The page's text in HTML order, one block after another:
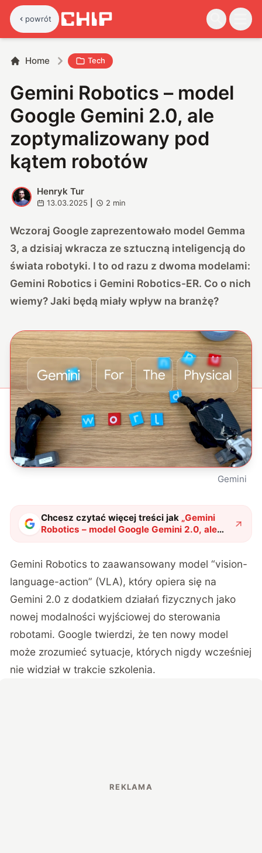
powrót
Home Tech
Gemini Robotics – model
Google Gemini 2.0, ale
zoptymalizowany pod
kątem robotów
H
Henryk Tur
13.03.2025 2 min
Wczoraj Google zaprezentowało model Gemma
3, a dzisiaj wkracza ze sztuczną inteligencją do
świata robotyki. I to od razu z dwoma modelami:
Gemini Robotics i Gemini Robotics-ER. Co o nich
wiemy? Jaki będą miały wpływ na branżę?
Gemini
Chcesz czytać więcej treści jak „Gemini
Robotics – model Google Gemini 2.0, ale
zoptymalizowany pod kątem robotów"?
Gemini Robotics to zaawansowany model “vision-
language-action” (VLA), który opiera się na
Gemini 2.0 z dodatkiem działań fizycznych jako
nowej modalności wyjściowej do sterowania
robotami. Google twierdzi, że ten nowy model
może zrozumieć sytuacje, których nigdy wcześniej
nie widział w trakcie szkolenia.